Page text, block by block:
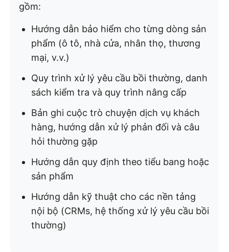
gồm:
Hướng dẫn bảo hiểm cho từng dòng sản
phẩm (ô tô, nhà cửa, nhân thọ, thương
mại, v.v.)
Quy trình xử lý yêu cầu bồi thường, danh
sách kiểm tra và quy trình nâng cấp
Bản ghi cuộc trò chuyện dịch vụ khách
hàng, hướng dẫn xử lý phản đối và câu
hỏi thường gặp
Hướng dẫn quy định theo tiểu bang hoặc
sản phẩm
Hướng dẫn kỹ thuật cho các nền tảng
nội bộ (CRMs, hệ thống xử lý yêu cầu bồi
thường)